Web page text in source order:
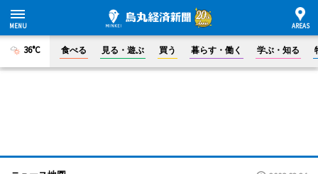
36°C 食べる 見る・遊ぶ 買う 暮らす・働く 学ぶ・知る